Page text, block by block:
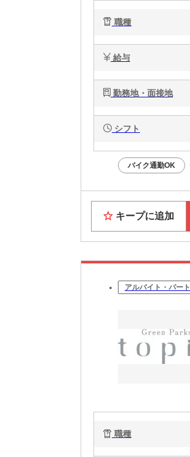
職種
給与
勤務地・面接地
シフト
バイク通勤OK
キープに追加
アルバイト・パート
職種